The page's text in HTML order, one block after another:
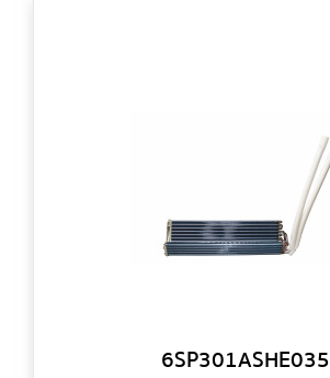
6SP301ASHE035